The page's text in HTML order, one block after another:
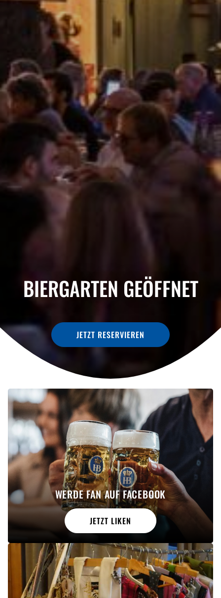
BIERGARTEN GEÖFFNET
JETZT RESERVIEREN
WERDE FAN AUF FACEBOOK
JETZT LIKEN